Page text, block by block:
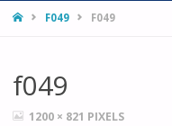
HOMEF049 F049
f049
FULL1200 × 821 PIXELS